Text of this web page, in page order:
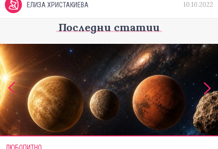
ЕЛИЗА ХРИСТАКИЕВА 10.10.2022
Последни статии